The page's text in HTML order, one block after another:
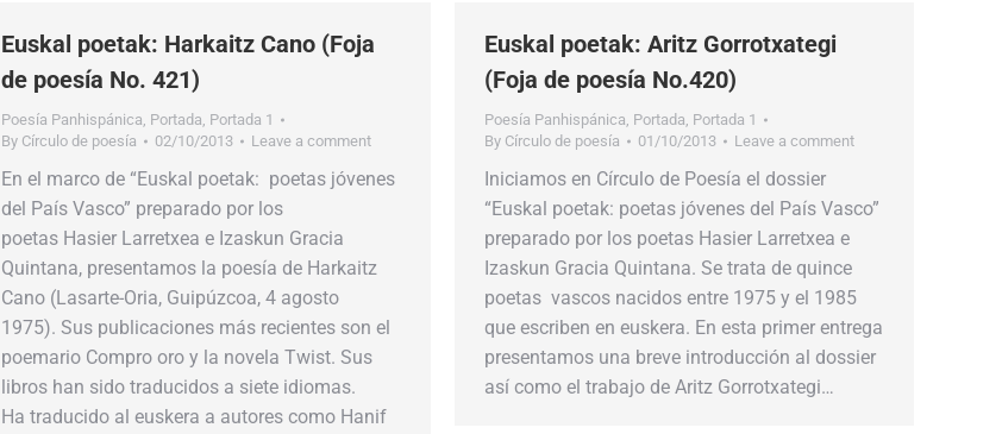
Euskal poetak: Harkaitz Cano (Foja
de poesía No. 421)
Poesía Panhispánica, Portada, Portada 1
By Círculo de poesía 02/10/2013 Leave a comment
En el marco de “Euskal poetak: poetas jóvenes
del País Vasco” preparado por los
poetas Hasier Larretxea e Izaskun Gracia
Quintana, presentamos la poesía de Harkaitz
Cano (Lasarte-Oria, Guipúzcoa, 4 agosto
1975). Sus publicaciones más recientes son el
poemario Compro oro y la novela Twist. Sus
libros han sido traducidos a siete idiomas.
Ha traducido al euskera a autores como Hanif
Euskal poetak: Aritz Gorrotxategi
(Foja de poesía No.420)
Poesía Panhispánica, Portada, Portada 1
By Círculo de poesía 01/10/2013 Leave a comment
Iniciamos en Círculo de Poesía el dossier
“Euskal poetak: poetas jóvenes del País Vasco”
preparado por los poetas Hasier Larretxea e
Izaskun Gracia Quintana. Se trata de quince
poetas vascos nacidos entre 1975 y el 1985
que escriben en euskera. En esta primer entrega
presentamos una breve introducción al dossier
así como el trabajo de Aritz Gorrotxategi…